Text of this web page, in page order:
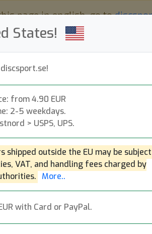
States!
from 4.90 EUR
2-5 weekdays.
> USPS, UPS.
shipped outside the EU may be
VAT, and handling fees charged by
More..
with Card or PayPal.
page in english, go to
Kampanjer
Fri frakt över 149 EUR
K1 Reko X First
Kastaplast|Putt &